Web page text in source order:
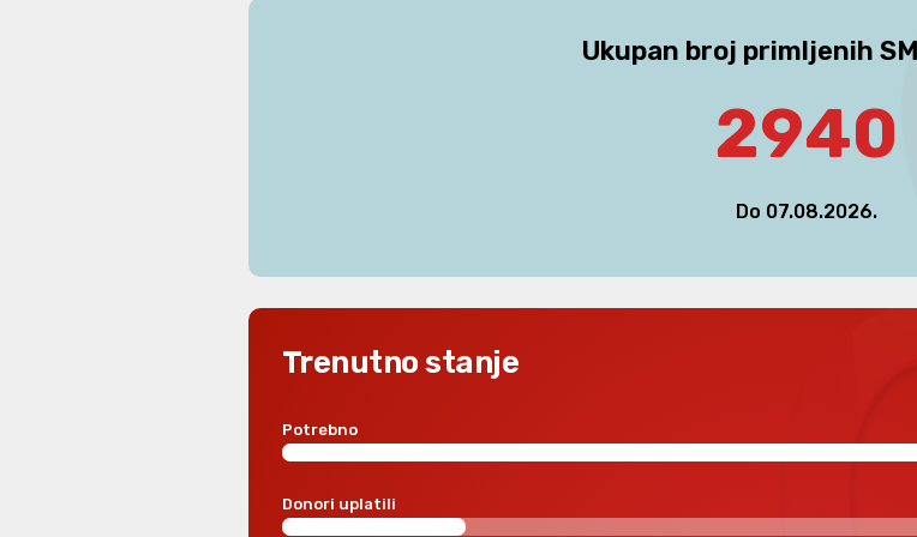
Ukupan broj primljenih
2940
Do 07.08.2026.
Trenutno stanje
Potrebno
Donori uplatili